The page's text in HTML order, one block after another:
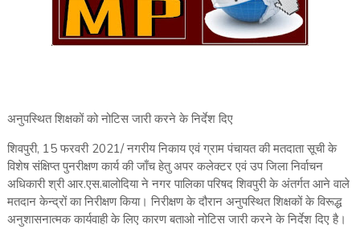
अनुपस्थित शिक्षकों को नोटिस जारी करने के निर्देश दिए
शिवपुरी, 15 फरवरी 2021/ नगरीय निकाय एवं ग्राम पंचायत की मतदाता सूची के
विशेष संक्षिप्त पुनरीक्षण कार्य की जाँच हेतु अपर कलेक्टर एवं उप जिला निर्वाचन
अधिकारी श्री आर.एस.बालोदिया ने नगर पालिका परिषद शिवपुरी के अंतर्गत आने वाले
मतदान केन्द्रों का निरीक्षण किया। निरीक्षण के दौरान अनुपस्थित शिक्षकों के विरूद्ध
अनुशासनात्मक कार्यवाही के लिए कारण बताओ नोटिस जारी करने के निर्देश दिए है।